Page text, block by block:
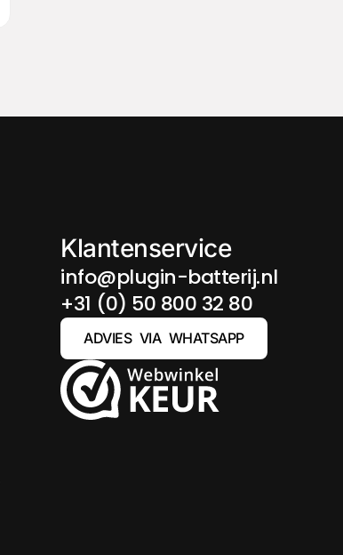
Klantenservice
info@plugin-batterij.nl
+31 (0) 50 800 32 80
ADVIES VIA WHATSAPP